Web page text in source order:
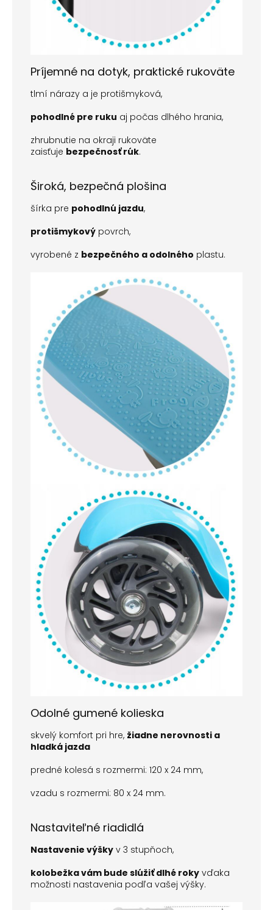
Príjemné na dotyk, praktické rukoväte
tlmí nárazy a je protišmyková,
pohodlné pre ruku aj počas dlhého hrania,
zhrubnutie na okraji rukoväte
zaisťuje bezpečnosť rúk.
Široká, bezpečná plošina
šírka pre pohodlnú jazdu,
protišmykový povrch,
vyrobené z bezpečného a odolného plastu.
Odolné gumené kolieska
skvelý komfort pri hre, žiadne nerovnosti a
hladká jazda
predné kolesá s rozmermi: 120 x 24 mm,
vzadu s rozmermi: 80 x 24 mm.
Nastaviteľné riadidlá
Nastavenie výšky v 3 stupňoch,
kolobežka vám bude slúžiť dlhé roky vďaka
možnosti nastavenia podľa vašej výšky.